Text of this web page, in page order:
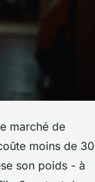
marché de
moins de 30
son poids - à